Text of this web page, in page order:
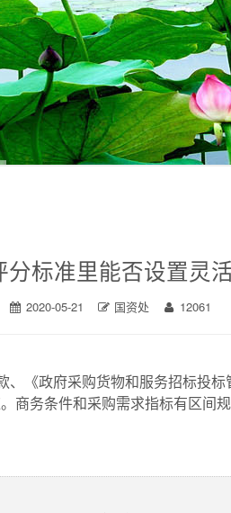
标准里能否设置灵
2020-05-21 国资处 12061
、《政府采购货物和服务招标投
商务条件和采购需求指标有区间